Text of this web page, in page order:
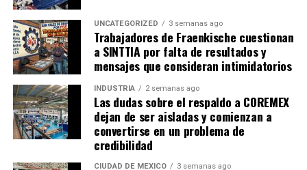
UNCATEGORIZED 3 semanas ago
Trabajadores de Fraenkische cuestionan
a SINTTIA por falta de resultados y
mensajes que consideran intimidatorios
INDUSTRIA 2 semanas ago
Las dudas sobre el respaldo a COREMEX
dejan de ser aisladas y comienzan a
convertirse en un problema de
credibilidad
CIUDAD DE MÉXICO 3 semanas ago